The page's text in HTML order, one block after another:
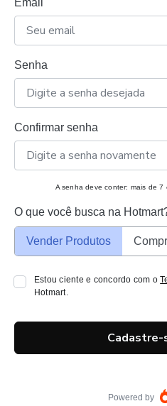
Email
Senha
Confirmar senha
A senha deve conter: mais de 7
O que você busca na
Vender Produtos
Estou ciente e concordo com o
Hotmart.
Cadastre-
Powered by